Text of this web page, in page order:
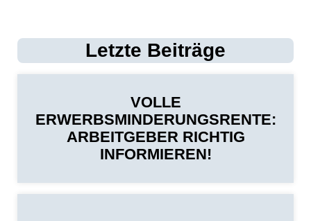
Letzte Beiträge
VOLLE
ERWERBSMINDERUNGSRENTE:
ARBEITGEBER RICHTIG
INFORMIEREN!